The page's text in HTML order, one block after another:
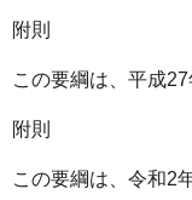
附則
この要綱は、平成
附則
この要綱は、令和2